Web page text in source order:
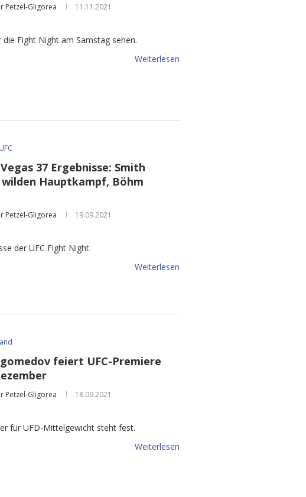
Petzel-Gligorea 11.11.2021
die Fight Night am Samstag sehen.
Weiterlesen
UFC
Vegas 37 Ergebnisse: Smith
Hauptkampf, Böhm
Petzel-Gligorea 19.09.2021
der UFC Fight Night.
Weiterlesen
feiert UFC-Premiere
Petzel-Gligorea 18.09.2021
für UFD-Mittelgewicht steht fest.
Weiterlesen